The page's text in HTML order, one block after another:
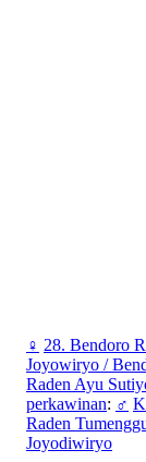
♀ 28. Bendoro
Joyowiryo /
Raden Ayu
perkawinan: ♂
Raden
Joyodiwiryo